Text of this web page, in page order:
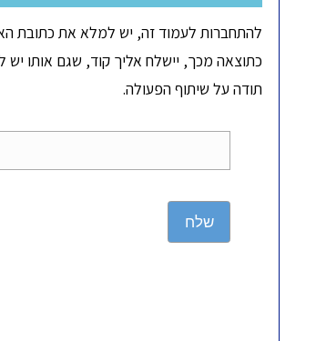
להתחברות לעמוד זה, יש למלא את כתובת
כתוצאה מכך, יישלח אליך קוד, שגם אותו יש
תודה על שיתוף הפעולה.
שלח